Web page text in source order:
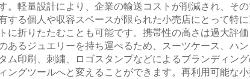
パッケージング向
。軽量設計により、企業の輸送コストが削減され、そ
する個人や収容スペースが限られた小売店にとって特
に折りたたむことも可能です。携帯性の高さは過大評
あるジュエリーを持ち運べるため、スーツケース、ハ
ム印刷、刺繍、ロゴスタンプなどによるブランディン
ングツールへと変えることができます。再利用可能な